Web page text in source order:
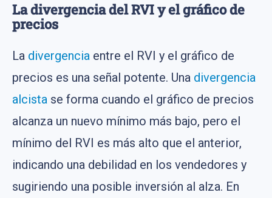
La divergencia del RVI y el gráfico de
precios
La divergencia entre el RVI y el gráfico de
precios es una señal potente. Una divergencia
alcista se forma cuando el gráfico de precios
alcanza un nuevo mínimo más bajo, pero el
mínimo del RVI es más alto que el anterior,
indicando una debilidad en los vendedores y
sugiriendo una posible inversión al alza. En